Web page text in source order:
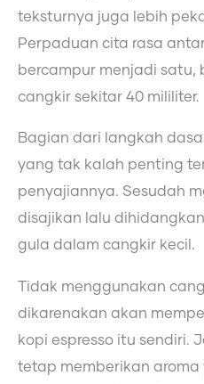
teksturnya juga lebih
Perpaduan cita rasa
bercampur menjadi satu,
cangkir sekitar 40 mililiter.
Bagian dari langkah
yang tak kalah penting
penyajiannya. Sesudah
disajikan lalu
gula dalam cangkir kecil.
Tidak menggunakan
dikarenakan akan
kopi espresso itu sendiri.
tetap memberikan